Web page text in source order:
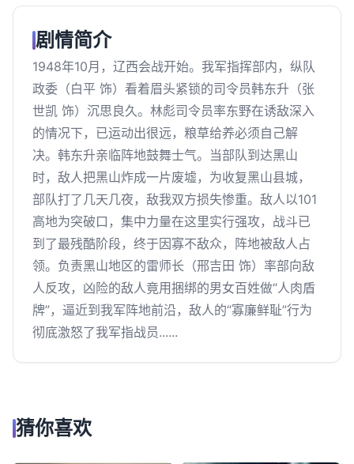
剧情简介
1948年10月，辽西会战开始。我军指挥部内，纵队
政委（白平 饰）看着眉头紧锁的司令员韩东升（张
世凯 饰）沉思良久。林彪司令员率东野在诱敌深入
的情况下，已运动出很远，粮草给养必须自己解
决。韩东升亲临阵地鼓舞士气。当部队到达黑山
时，敌人把黑山炸成一片废墟，为收复黑山县城，
部队打了几天几夜，敌我双方损失惨重。敌人以101
高地为突破口，集中力量在这里实行强攻，战斗已
到了最残酷阶段，终于因寡不敌众，阵地被敌人占
领。负责黑山地区的雷师长（邢吉田 饰）率部向敌
人反攻，凶险的敌人竟用捆绑的男女百姓做“人肉盾
牌”，逼近到我军阵地前沿，敌人的“寡廉鲜耻”行为
彻底激怒了我军指战员......
猜你喜欢